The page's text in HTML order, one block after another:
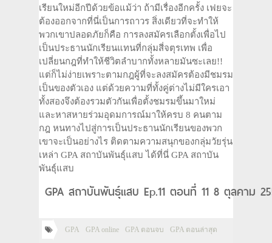
เรียนใหม่อีกปีด้วยข้อแม้ว่า ถ้ามีเรื่องอีกครั้ง เฟยจะ
ต้องออกจากที่นี่เป็นการถาวร สิ่งเดียวที่จะทำให้
พวกเขาปลอดภัยก็คือ การลงสมัครเลือกตั้งเพื่อไป
เป็นประธานนักเรียนแทนที่กลุ่มสี่จตุรเทพ เพื่อ
เปลี่ยนกฎที่ทำให้ชีวิตลำบากทั้งหลายมันซะเลย!!
แต่ก็ไม่ง่ายเพราะตามกฎผู้ที่จะลงสมัครต้องมีชมรม
เป็นของตัวเอง แต่ด้วยความที่ทั้งคู่ต่างไม่มีใครเอา
ทั้งสองจึงต้องรวมตัวกันเพื่อตั้งชมรมขึ้นมาใหม่
และหาสหายร่วมอุดมการณ์มาให้ครบ 8 คนตาม
กฎ หนทางไปสู่การเป็นประธานนักเรียนของพวก
เขาจะเป็นอย่างไร ติดตามความสนุกของกลุ่มวัยรุ่น
เหล่า GPA สถาบันพันธุ์แสบ ได้ที่นี่ GPA สถาบัน
พันธุ์แสบ
GPA สถาบันพันธุ์แสบ Ep.11 ตอนที่ 11 8 ตุลคาม
GPA GPA online GPA ตอนจบ GPA ตอนล่าสุด